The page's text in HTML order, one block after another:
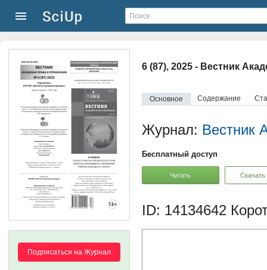
6 (87), 2025 - Вестник
Основное Содержание
Подписаться на Журнал
Журнал: Вестник
Бесплатный доступ
Читать Скачать
ID: 14134642